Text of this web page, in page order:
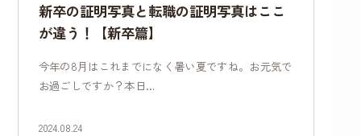
新卒の証明写真と転職の証明写真はここ
が違う！【新卒篇】
今年の8月はこれまでになく暑い夏ですね。お元気で
お過ごしですか？本日…
2024.08.24